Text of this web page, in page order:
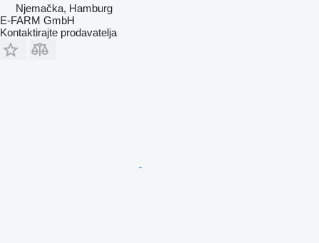
Njemačka, Hamburg
E-FARM GmbH
Kontaktirajte prodavatelja